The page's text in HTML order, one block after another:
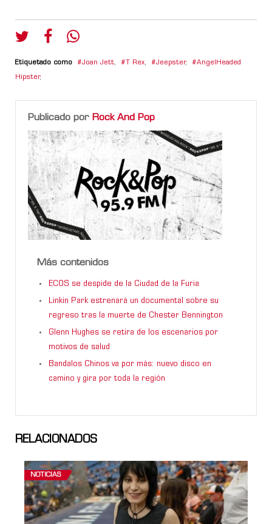
Etiquetado como Joan Jett, T Rex, Jeepster, AngelHeaded
Hipster,
Publicado por Rock And Pop
Más contenidos
ECOS se despide de la Ciudad de la Furia
Linkin Park estrenará un documental sobre su
regreso tras la muerte de Chester Bennington
Glenn Hughes se retira de los escenarios por
motivos de salud
Bandalos Chinos va por más: nuevo disco en
camino y gira por toda la región
RELACIONADOS
NOTICIAS